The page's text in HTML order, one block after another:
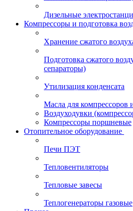
Дизельные
Компрессоры и подготовка
Хранение сжатого
Подготовка сжатого
сепараторы)
Утилизация конденсата
Масла для компрессоров
Воздуходувки
Компрессоры поршневые
Отопительное оборудование
Печи ПЭТ
Тепловентиляторы
Тепловые завесы
Теплогенераторы газовые